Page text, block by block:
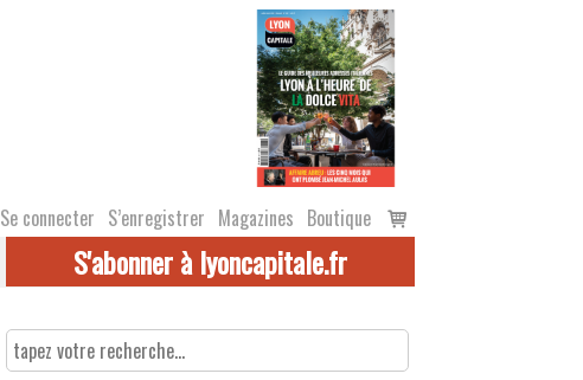
Se connecter S’enregistrer Magazines Boutique
Voir
le
S'abonner à lyoncapitale.fr